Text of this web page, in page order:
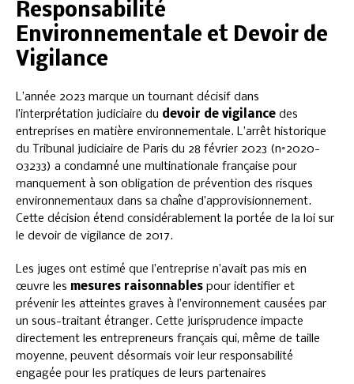
Responsabilité
Environnementale et Devoir de
Vigilance
L’année 2023 marque un tournant décisif dans
l’interprétation judiciaire du devoir de vigilance des
entreprises en matière environnementale. L’arrêt historique
du Tribunal judiciaire de Paris du 28 février 2023 (n°2020-
03233) a condamné une multinationale française pour
manquement à son obligation de prévention des risques
environnementaux dans sa chaîne d’approvisionnement.
Cette décision étend considérablement la portée de la loi sur
le devoir de vigilance de 2017.
Les juges ont estimé que l’entreprise n’avait pas mis en
œuvre les mesures raisonnables pour identifier et
prévenir les atteintes graves à l’environnement causées par
un sous-traitant étranger. Cette jurisprudence impacte
directement les entrepreneurs français qui, même de taille
moyenne, peuvent désormais voir leur responsabilité
engagée pour les pratiques de leurs partenaires